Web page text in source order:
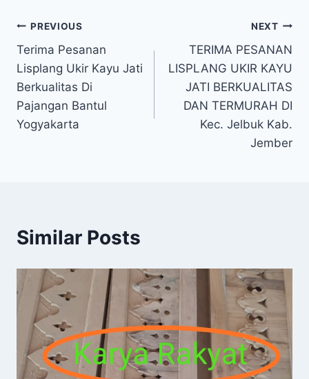
PREVIOUS
Terima Pesanan
Lisplang Ukir Kayu Jati
Berkualitas Di
Pajangan Bantul
Yogyakarta
NEXT
TERIMA PESANAN
LISPLANG UKIR KAYU
JATI BERKUALITAS
DAN TERMURAH DI
Kec. Jelbuk Kab.
Jember
Similar Posts